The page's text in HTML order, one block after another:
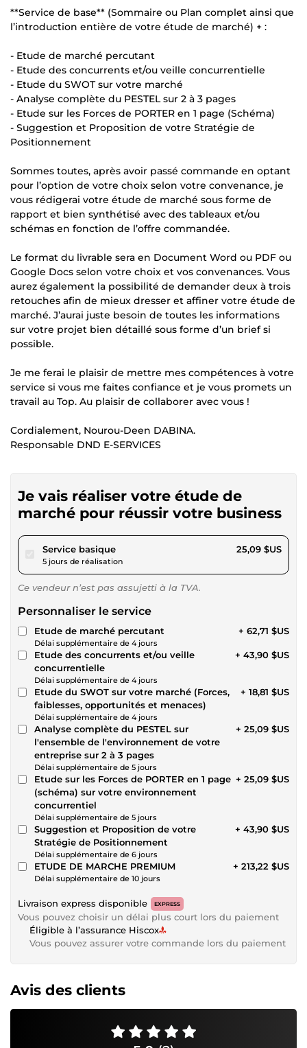
**Service de base** (Sommaire ou Plan complet ainsi que
l’introduction entière de votre étude de marché) + :
- Etude de marché percutant
- Etude des concurrents et/ou veille concurrentielle
- Etude du SWOT sur votre marché
- Analyse complète du PESTEL sur 2 à 3 pages
- Etude sur les Forces de PORTER en 1 page (Schéma)
- Suggestion et Proposition de votre Stratégie de
Positionnement
Sommes toutes, après avoir passé commande en optant
pour l’option de votre choix selon votre convenance, je
vous rédigerai votre étude de marché sous forme de
rapport et bien synthétisé avec des tableaux et/ou
schémas en fonction de l’offre commandée.
Le format du livrable sera en Document Word ou PDF ou
Google Docs selon votre choix et vos convenances. Vous
aurez également la possibilité de demander deux à trois
retouches afin de mieux dresser et affiner votre étude de
marché. J’aurai juste besoin de toutes les informations
sur votre projet bien détaillé sous forme d’un brief si
possible.
Je me ferai le plaisir de mettre mes compétences à votre
service si vous me faites confiance et je vous promets un
travail au Top. Au plaisir de collaborer avec vous !
Cordialement, Nourou-Deen DABINA.
Responsable DND E-SERVICES
Je vais réaliser votre étude de
marché pour réussir votre business
Service basiquepour 23,12 $US
5 jours de réalisation
25,09 $US
Ce vendeur n’est pas assujetti à la TVA.
Personnaliser le service
Etude de marché percutant
Délai supplémentaire de 4 jours
+ 62,71 $US
Etude des concurrents et/ou veille
concurrentielle
Délai supplémentaire de 4 jours
+ 43,90 $US
Etude du SWOT sur votre marché (Forces,
faiblesses, opportunités et menaces)
Délai supplémentaire de 4 jours
+ 18,81 $US
Analyse complète du PESTEL sur
l'ensemble de l'environnement de votre
entreprise sur 2 à 3 pages
Délai supplémentaire de 5 jours
+ 25,09 $US
Etude sur les Forces de PORTER en 1 page
(schéma) sur votre environnement
concurrentiel
Délai supplémentaire de 5 jours
+ 25,09 $US
Suggestion et Proposition de votre
Stratégie de Positionnement
Délai supplémentaire de 6 jours
+ 43,90 $US
ETUDE DE MARCHE PREMIUM
Délai supplémentaire de 10 jours
+ 213,22 $US
Livraison express disponible EXPRESS
Vous pouvez choisir un délai plus court lors du paiement
Éligible à l’assurance Hiscox
Vous pouvez assurer votre commande lors du paiement
Avis des clients